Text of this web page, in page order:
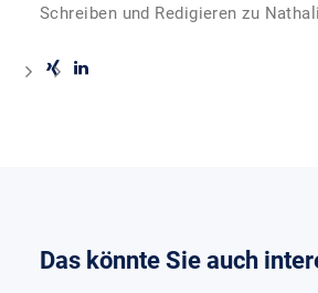
Schreiben und Redigieren zu
Das könnte Sie auch